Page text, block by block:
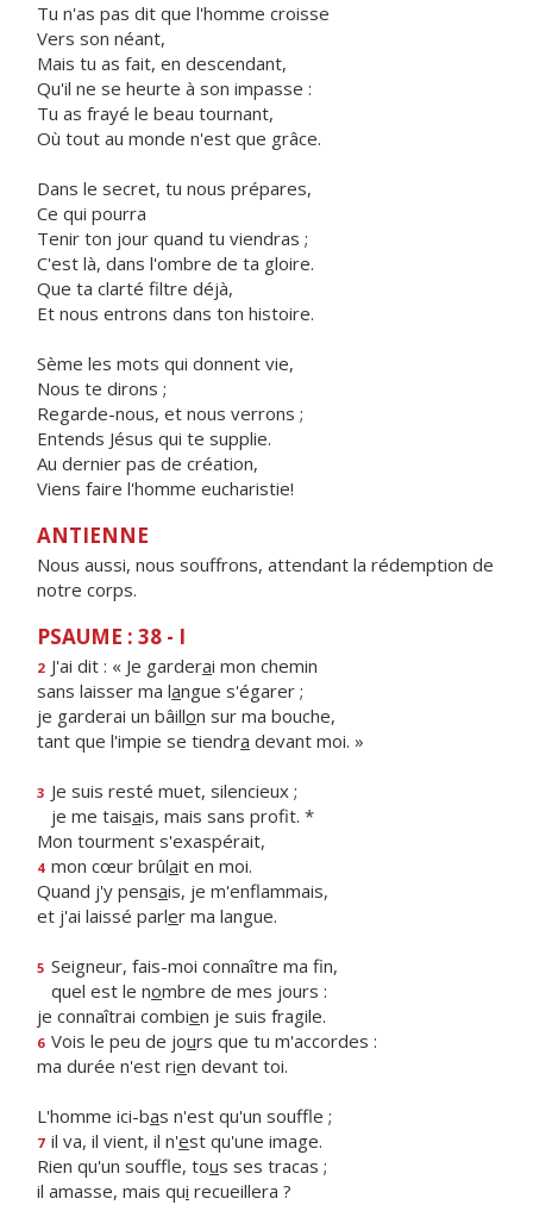
Tu n'as pas dit que l'homme croisse
Vers son néant,
Mais tu as fait, en descendant,
Qu'il ne se heurte à son impasse :
Tu as frayé le beau tournant,
Où tout au monde n'est que grâce.
Dans le secret, tu nous prépares,
Ce qui pourra
Tenir ton jour quand tu viendras ;
C'est là, dans l'ombre de ta gloire.
Que ta clarté filtre déjà,
Et nous entrons dans ton histoire.
Sème les mots qui donnent vie,
Nous te dirons ;
Regarde-nous, et nous verrons ;
Entends Jésus qui te supplie.
Au dernier pas de création,
Viens faire l'homme eucharistie!
ANTIENNE
Nous aussi, nous souffrons, attendant la rédemption de
notre corps.
PSAUME : 38 - I
2 J'ai dit : « Je garderai mon chemin
sans laisser ma langue s'égarer ;
je garderai un bâillon sur ma bouche,
tant que l'impie se tiendra devant moi. »
3 Je suis resté muet, silencieux ;
je me taisais, mais sans profit. *
Mon tourment s'exaspérait,
4 mon cœur brûlait en moi.
Quand j'y pensais, je m'enflammais,
et j'ai laissé parler ma langue.
5 Seigneur, fais-moi connaître ma fin,
quel est le nombre de mes jours :
je connaîtrai combien je suis fragile.
6 Vois le peu de jours que tu m'accordes :
ma durée n'est rien devant toi.
L'homme ici-bas n'est qu'un souffle ;
7 il va, il vient, il n'est qu'une image.
Rien qu'un souffle, tous ses tracas ;
il amasse, mais qui recueillera ?